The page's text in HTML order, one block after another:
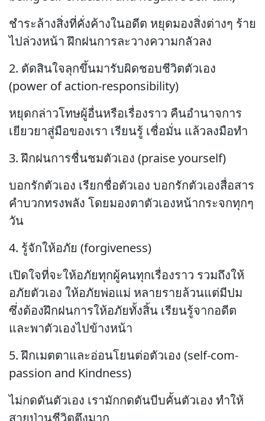
ชำระล้างสิ่งที่คั่งค้างในอดีต หยุดมองสิ่งต่างๆ ร้าย
ไปล่วงหน้า ฝึกฝนการละวางความกลัวลง
2. ตัดสินใจลุกขึ้นมารับผิดชอบชีวิตตัวเอง
(power of action-responsibility)
หยุดกล่าวโทษผู้อื่นหรือเรื่องราว คืนอำนาจการ
เยียวยาสู่มือของเรา เรียนรู้ เชื่อมั่น แล้วลงมือทำ
3. ฝึกฝนการชื่นชมตัวเอง (praise yourself)
บอกรักตัวเอง เรียกชื่อตัวเอง บอกรักตัวเองสื่อสาร
คำบวกทรงพลัง โดยมองตาตัวเองหน้ากระจกทุกๆ
วัน
4. รู้จักให้อภัย (forgiveness)
เปิดใจที่จะให้อภัยทุกผู้คนทุกเรื่องราว รวมถึงให้
อภัยตัวเอง ให้อภัยพ่อแม่ หลายรายล้วนแต่มีปม
ซึ่งต้องฝึกฝนการให้อภัยทั้งสิ้น เรียนรู้จากอดีต
และพาตัวเองไปข้างหน้า
5. ฝึกเมตตาและอ่อนโยนต่อตัวเอง (self-com-
passion and Kindness)
ไม่กดดันตัวเอง เรามักกดดันบีบคั้นตัวเอง ทำให้
สายป่านชีวิตตึงมาก